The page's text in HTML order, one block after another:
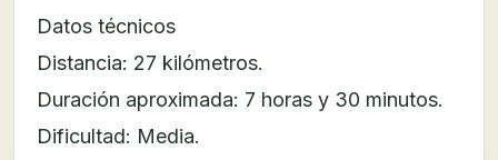
Datos técnicos
Distancia: 27 kilómetros.
Duración aproximada: 7 horas y 30 minutos.
Dificultad: Media.